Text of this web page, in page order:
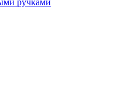
ручками